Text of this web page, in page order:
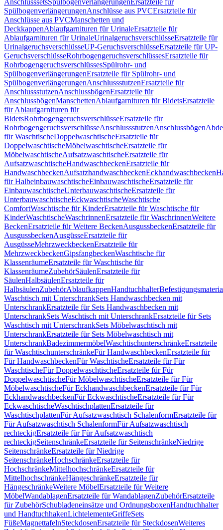
AnschlusssetsSpülbogenverlängerungenErsatzteile für
SpülbogenverlängerungenAnschlüsse aus PVCErsatzteile für
Anschlüsse aus PVCManschetten und
DeckkappenAblaufgarnituren für UrinaleErsatzteile für
Ablaufgarnituren für UrinaleUrinalgeruchsverschlüsseErsatzteile für
UrinalgeruchsverschlüsseUP-GeruchsverschlüsseErsatzteile für UP-
GeruchsverschlüsseRohrbogengeruchsverschlüssesErsatzteile für
RohrbogengeruchsverschlüssesSpülrohr- und
SpülbogenverlängerungenErsatzteile für Spülrohr- und
SpülbogenverlängerungenAnschlussstutzenErsatzteile für
AnschlussstutzenAnschlussbögenErsatzteile für
AnschlussbögenManschettenAblaufgarnituren für BidetsErsatzteile
für Ablaufgarnituren für
BidetsRohrbogengeruchsverschlüsseErsatzteile für
RohrbogengeruchsverschlüsseAnschlussstutzenAnschlussbögen
für WaschtischeDoppelwaschtischeErsatzteile für
DoppelwaschtischeMöbelwaschtischeErsatzteile für
MöbelwaschtischeAufsatzwaschtischeErsatzteile für
AufsatzwaschtischeHandwaschbeckenErsatzteile für
HandwaschbeckenAufsatzhandwaschbeckenEckhandwaschbecken
für HalbeinbauwaschtischeEinbauwaschtischeErsatzteile für
EinbauwaschtischeUnterbauwaschtischeErsatzteile für
UnterbauwaschtischeEckwaschtischeWaschtische
ComfortWaschtische für KinderErsatzteile für Waschtische für
KinderWaschtischeWaschrinnenErsatzteile für WaschrinnenWeitere
BeckenErsatzteile für Weitere BeckenAusgussbeckenErsatzteile für
AusgussbeckenAusgüsseErsatzteile für
AusgüsseMehrzweckbeckenErsatzteile für
MehrzweckbeckenGipsfangbeckenWaschtische für
KlassenräumeErsatzteile für Waschtische für
KlassenräumeZubehörSäulenErsatzteile für
SäulenHalbsäulenErsatzteile für
HalbsäulenZubehörAblaufkappenHandtuchhalter
Waschtisch mit UnterschrankSets Handwaschbecken mit
UnterschrankErsatzteile für Sets Handwaschbecken mit
UnterschrankSets Waschtisch mit UnterschrankErsatzteile für Sets
Waschtisch mit UnterschrankSets Möbelwaschtisch mit
UnterschrankErsatzteile für Sets Möbelwaschtisch mit
UnterschrankBadezimmermöbelWaschtischunterschränkeErsatzteile
für WaschtischunterschränkeFür HandwaschbeckenErsatzteile für
Für HandwaschbeckenFür WaschtischeErsatzteile für Für
WaschtischeFür DoppelwaschtischeErsatzteile für Für
DoppelwaschtischeFür MöbelwaschtischeErsatzteile für Für
MöbelwaschtischeFür EckhandwaschbeckenErsatzteile für Für
EckhandwaschbeckenFür EckwaschtischeErsatzteile für Für
EckwaschtischeWaschtischplattenErsatzteile für
WaschtischplattenFür Aufsatzwaschtisch SchalenformErsatzteile für
Für Aufsatzwaschtisch SchalenformFür Aufsatzwaschtisch
rechteckigErsatzteile für Für Aufsatzwaschtisch
rechteckigSeitenschränkeErsatzteile für SeitenschränkeNiedrige
SeitenschränkeErsatzteile für Niedrige
SeitenschränkeHochschränkeErsatzteile für
HochschränkeMittelhochschränkeErsatzteile für
MittelhochschränkeHängeschränkeErsatzteile für
HängeschränkeWeitere MöbelErsatzteile für Weitere
MöbelWandablagenErsatzteile für WandablagenZubehörErsatzteile
für ZubehörSchubladeneinsätze und OrdnungsboxenHandtuchhalter
und HandtuchhakenLichtelementeGriffeSets
FüßeMagnettafelnSteckdosenErsatzteile für SteckdosenWeiteres